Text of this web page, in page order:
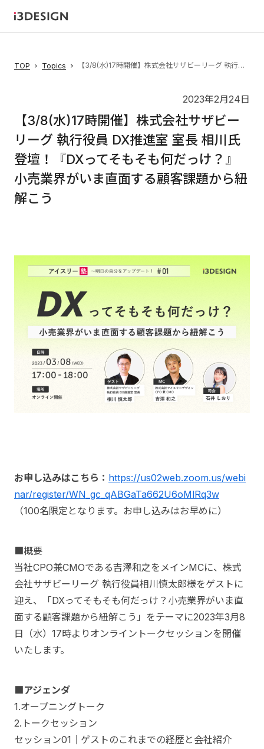
TOP Topics 【3/8(水)17時開催】株式会社サザビーリーグ 執行役員 DX推進室 室長 相川氏登壇！『DXってそもそも何だっけ？』小売業界がいま直面する顧客課題から紐解こう
2023年2月24日
【3/8(水)17時開催】株式会社サザビー
リーグ 執行役員 DX推進室 室長 相川氏
登壇！『DXってそもそも何だっけ？』
小売業界がいま直面する顧客課題から紐
解こう
お申し込みはこちら： https://us02web.zoom.us/webi
nar/register/WN_gc_qABGaTa662U6oMlRq3w
（100名限定となります。お申し込みはお早めに）
■概要
当社CPO兼CMOである吉澤和之をメインMCに、株式
会社サザビーリーグ 執行役員相川慎太郎様をゲストに
迎え、「DXってそもそも何だっけ？小売業界がいま直
面する顧客課題から紐解こう」をテーマに2023年3月8
日（水）17時よりオンライントークセッションを開催
いたします。
■アジェンダ
1.オープニングトーク
2.トークセッション
セッション01｜ゲストのこれまでの経歴と会社紹介